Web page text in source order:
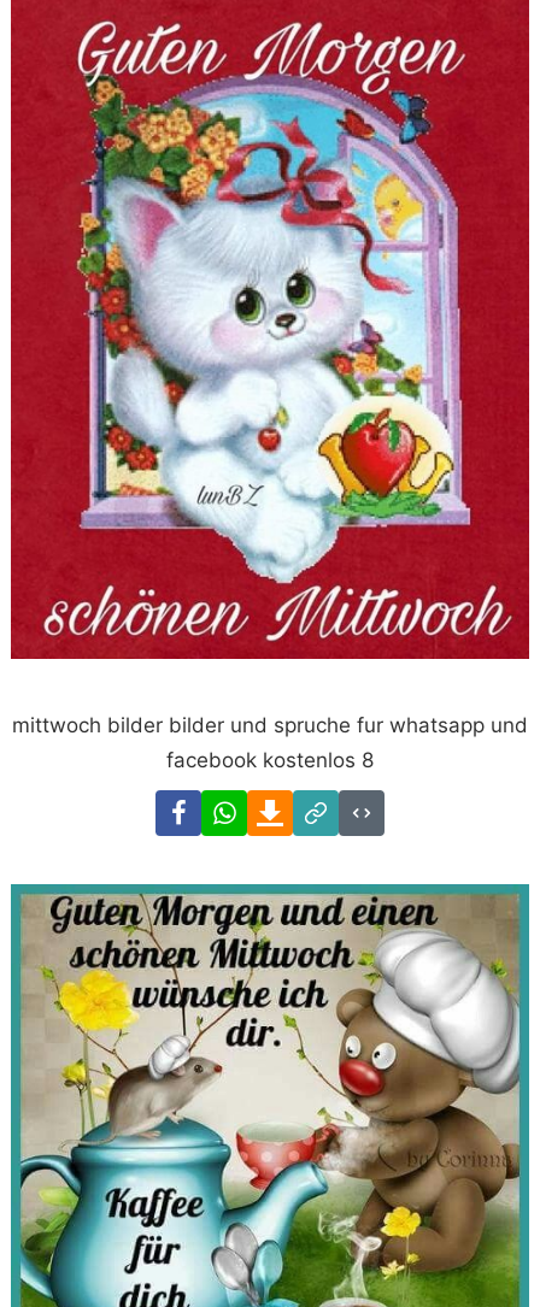
mittwoch bilder bilder und spruche fur whatsapp und
facebook kostenlos 8
FacebookWhatsAppDownload
Link
Code